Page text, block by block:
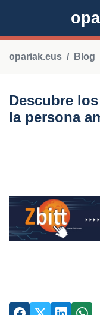
opariak.eus Blog
Descubre
la persona